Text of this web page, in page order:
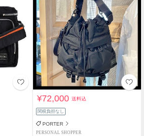
¥72,000送料込
関税負担なし
PORTER
PERSONAL SHOPPER